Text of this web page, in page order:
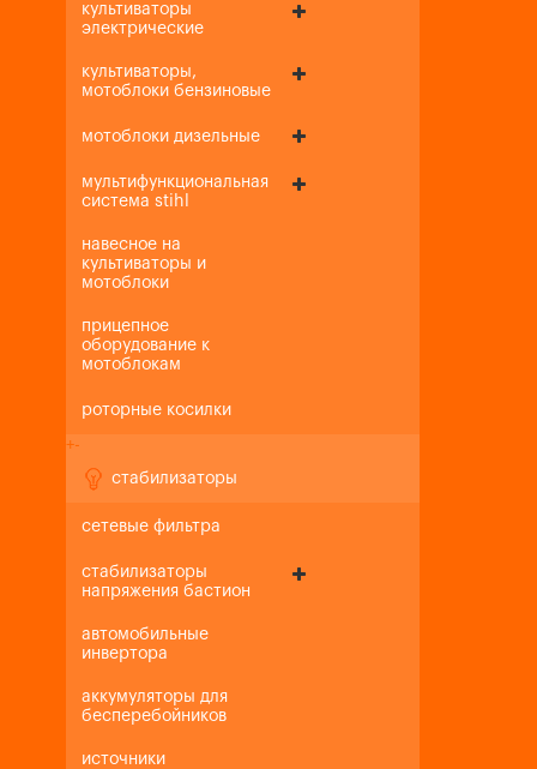
культиваторы
электрические
культиваторы,
мотоблоки бензиновые
мотоблоки дизельные
мультифункциональная
система stihl
навесное на
культиваторы и
мотоблоки
прицепное
оборудование к
мотоблокам
роторные косилки
+-
стабилизаторы
сетевые фильтра
стабилизаторы
напряжения бастион
автомобильные
инвертора
аккумуляторы для
бесперебойников
источники